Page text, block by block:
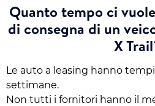
Quanto tempo ci
di consegna di un
X
Le auto a leasing hanno
settimane.
Non tutti i fornitori hanno il